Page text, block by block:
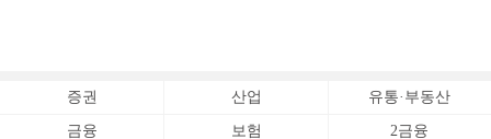
증권 산업 유통·부동산
금융 보험 2금융